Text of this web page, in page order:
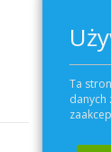
Ta
danych